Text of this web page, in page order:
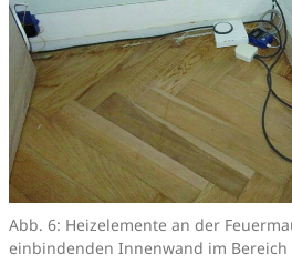
Abb. 6: Heizelemente an der
einbindenden Innenwand im Bereich